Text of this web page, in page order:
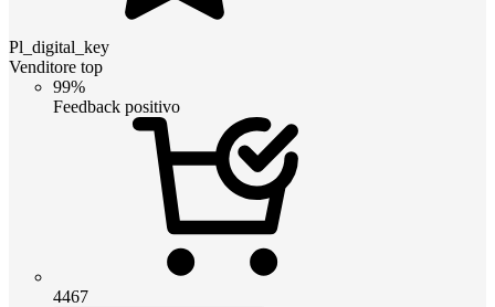
Pl_digital_key
Venditore top
99%
Feedback positivo
4467